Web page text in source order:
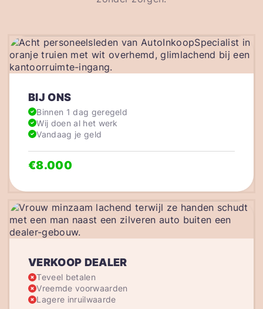
VERKOOP DEALER
Teveel betalen
Vreemde voorwaarden
Lagere inruilwaarde
BIJ ONS
Binnen 1 dag geregeld
Wij doen al het werk
Vandaag je geld
€8.000